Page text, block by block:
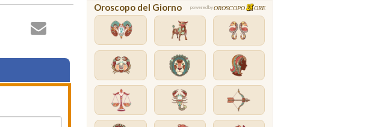
Oroscopo del Giorno powered byOROSCOPO ORE